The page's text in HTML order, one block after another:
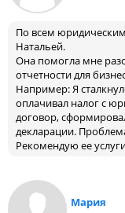
По всем
Натальей.
Она помогла мне
отчетности для
Например: Я
оплачивал налог с
договор,
декларации.
Рекомендую ее
Мария